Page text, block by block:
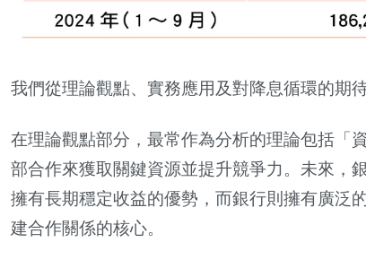
我們從理論觀點、實務應用及對降息循環的期
在理論觀點部分，最常作為分析的理論包括「
部合作來獲取關鍵資源並提升競爭力。未來，
擁有長期穩定收益的優勢，而銀行則擁有廣泛
建合作關係的核心。